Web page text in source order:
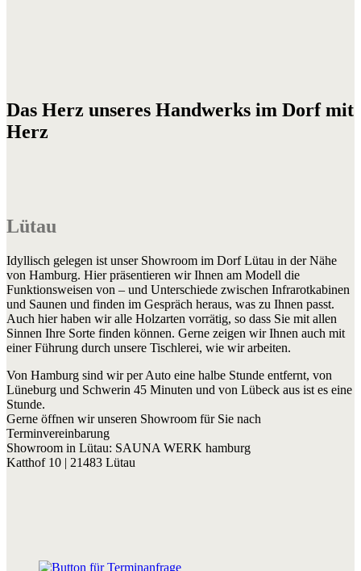
Das Herz unseres Handwerks im Dorf mit
Herz
Lütau
Idyllisch gelegen ist unser Showroom im Dorf Lütau in der Nähe
von Hamburg. Hier präsentieren wir Ihnen am Modell die
Funktionsweisen von – und Unterschiede zwischen Infrarotkabinen
und Saunen und finden im Gespräch heraus, was zu Ihnen passt.
Auch hier haben wir alle Holzarten vorrätig, so dass Sie mit allen
Sinnen Ihre Sorte finden können. Gerne zeigen wir Ihnen auch mit
einer Führung durch unsere Tischlerei, wie wir arbeiten.
Von Hamburg sind wir per Auto eine halbe Stunde entfernt, von
Lüneburg und Schwerin 45 Minuten und von Lübeck aus ist es eine
Stunde.
Gerne öffnen wir unseren Showroom für Sie nach
Terminvereinbarung
Showroom in Lütau: SAUNA WERK hamburg
Katthof 10 | 21483 Lütau